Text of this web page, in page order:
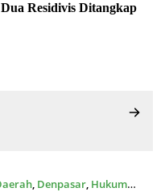
Residivis Ditangkap
, Denpasar, Hukum